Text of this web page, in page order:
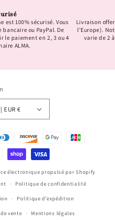
est 100% sécurisé. Vous
ou PayPal. De
le paiement en 2, 3 ou 4
ALMA.
Livraison
l'Europe).
varie de 2
France | EUR €
électronique propulsé par Shopify
Politique de confidentialité
Politique d’expédition
vente Mentions légales